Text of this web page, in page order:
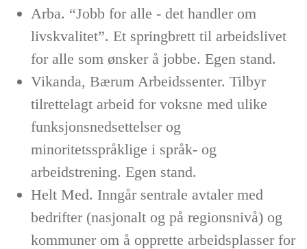
Arba. “Jobb for alle - det handler om
livskvalitet”. Et springbrett til arbeidslivet
for alle som ønsker å jobbe. Egen stand.
Vikanda, Bærum Arbeidssenter. Tilbyr
tilrettelagt arbeid for voksne med ulike
funksjonsnedsettelser og
minoritetsspråklige i språk- og
arbeidstrening. Egen stand.
Helt Med. Inngår sentrale avtaler med
bedrifter (nasjonalt og på regionsnivå) og
kommuner om å opprette arbeidsplasser for